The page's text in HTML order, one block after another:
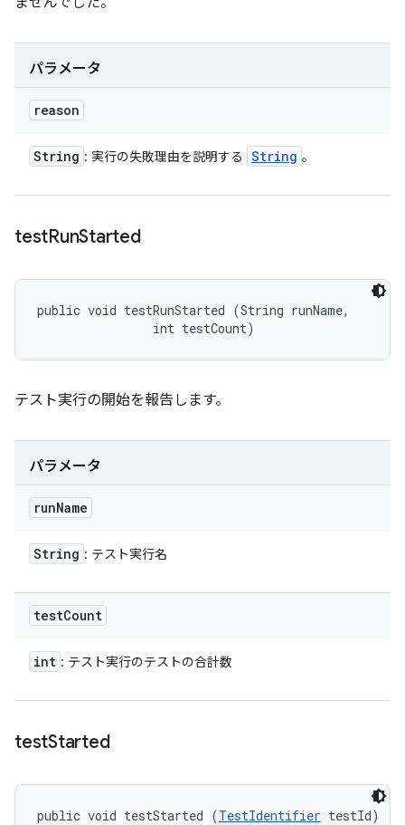
パラメータ
reason
String : 実行の失敗理由を説明する String 。
testRunStarted
public void testRunStarted (String runName,
                int testCount)
テスト実行の開始を報告します。
パラメータ
runName
String : テスト実行名
testCount
int : テスト実行のテストの合計数
testStarted
public void testStarted (TestIdentifier testId)